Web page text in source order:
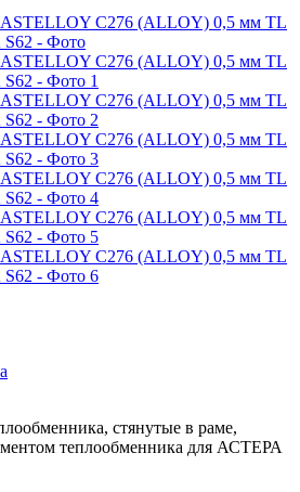
стянутые в раме,
теплообменника для АСТЕРА